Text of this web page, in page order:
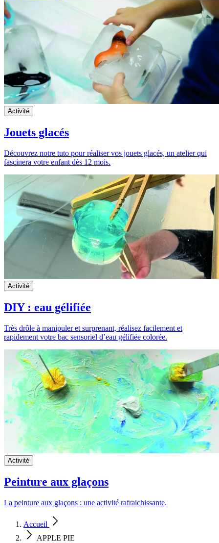
Activité
Jouets glacés
Découvrez notre tuto pour réaliser vos jouets glacés, un atelier qui
fascinera votre enfant dès 12 mois.
Activité
DIY : eau gélifiée
Très drôle à manipuler et surprenant, réalisez facilement et
rapidement votre bac sensoriel d’eau gélifiée colorée.
Activité
Peinture aux glaçons
La peinture aux glaçons : une activité rafraichissante.
Accueil
APPLE PIE